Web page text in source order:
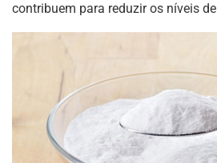
contribuem para reduzir os níveis de